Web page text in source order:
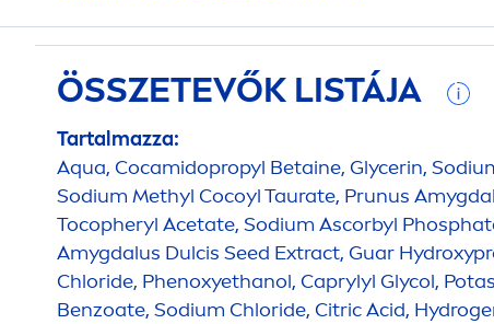
ÖSSZETEVŐK LISTÁJA
Tartalmazza:
Aqua, Cocamidopropyl Betaine, Glycerin,
Sodium Methyl Cocoyl Taurate, Prunus
Tocopheryl Acetate, Sodium Ascorbyl
Amygdalus Dulcis Seed Extract, Guar Hydro
Chloride, Phenoxyethanol, Caprylyl Glycol,
Benzoate, Sodium Chloride, Citric Acid, Hydro